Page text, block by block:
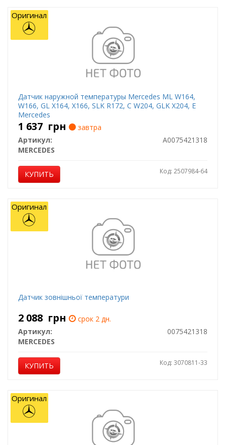
Датчик наружной температуры Mercedes ML W164,
W166, GL X164, X166, SLK R172, C W204, GLK X204, E
Mercedes
1 637 грн
завтра
Артикул:
A0075421318
MERCEDES
КУПИТЬ Код: 2507984-64
Оригинал
Датчик зовнiшньої температури
2 088 грн
срок 2 дн.
Артикул:
0075421318
MERCEDES
КУПИТЬ Код: 3070811-33
Оригинал
Оригинал